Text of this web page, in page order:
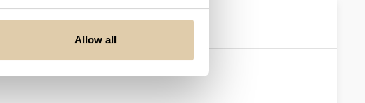
Allow all